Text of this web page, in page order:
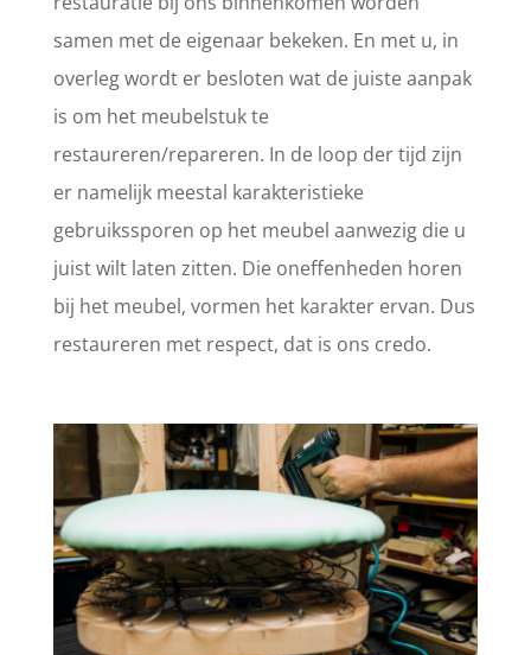
samen met de eigenaar bekeken. En met u, in
overleg wordt er besloten wat de juiste aanpak
is om het meubelstuk te
restaureren/repareren. In de loop der tijd zijn
er namelijk meestal karakteristieke
gebruikssporen op het meubel aanwezig die u
juist wilt laten zitten. Die oneffenheden horen
bij het meubel, vormen het karakter ervan. Dus
restaureren met respect, dat is ons credo.